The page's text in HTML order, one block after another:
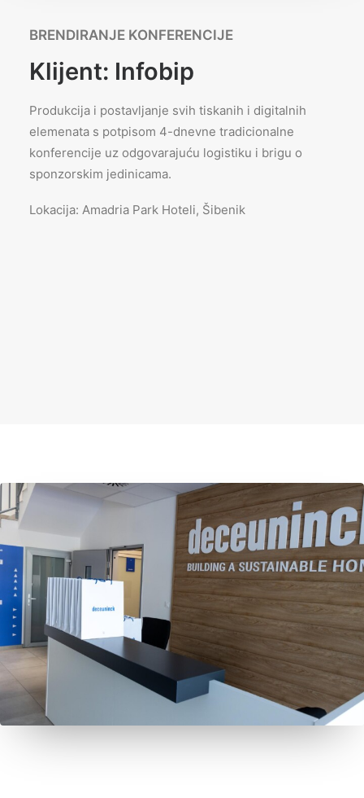
BRENDIRANJE KONFERENCIJE
Klijent: Infobip
Produkcija i postavljanje svih tiskanih i digitalnih
elemenata s potpisom 4-dnevne tradicionalne
konferencije uz odgovarajuću logistiku i brigu o
sponzorskim jedinicama.
Lokacija: Amadria Park Hoteli, Šibenik